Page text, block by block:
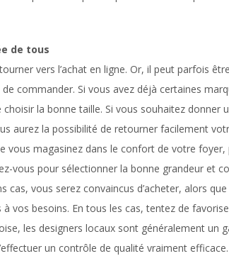
de tous
vers l’achat en ligne. Or, il peut parfois
commander. Si vous avez déjà certaines
choisir la bonne taille. Si vous souhaitez donner
aurez la possibilité de retourner facilement
vous magasinez dans le confort de votre foyer,
vous pour sélectionner la bonne grandeur et
cas, vous serez convaincus d’acheter, alors
vos besoins. En tous les cas, tentez de
les designers locaux sont généralement un
un contrôle de qualité vraiment efficace.